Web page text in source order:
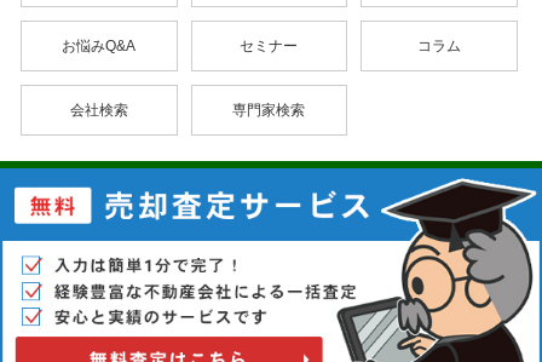
お悩みQ&A セミナー コラム
会社検索 専門家検索